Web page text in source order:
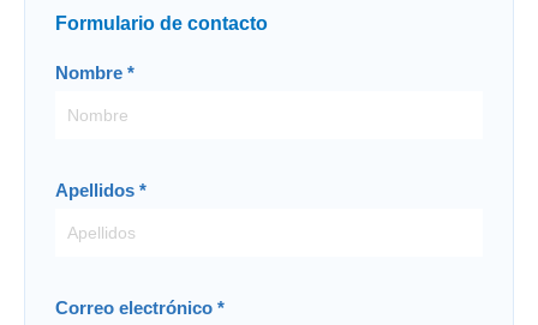
Formulario de contacto
Contacto
Nombre *
Apellidos *
Correo electrónico *